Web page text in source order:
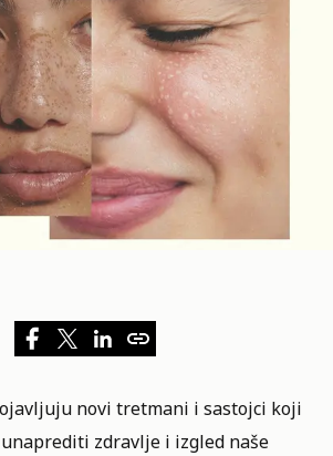
novi tretmani i sastojci koji
unaprediti zdravlje i izgled naše